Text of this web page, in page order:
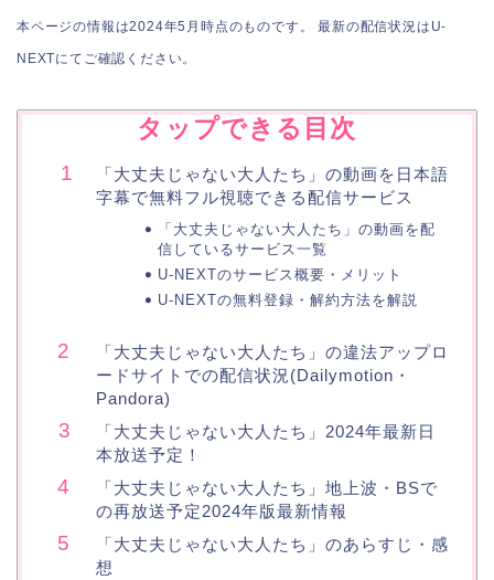
本ページの情報は2024年5月時点のものです。 最新の配信状況はU-
NEXTにてご確認ください。
タップできる目次
「大丈夫じゃない大人たち」の動画を日本語
字幕で無料フル視聴できる配信サービス
「大丈夫じゃない大人たち」の動画を配
信しているサービス一覧
U-NEXTのサービス概要・メリット
U-NEXTの無料登録・解約方法を解説
「大丈夫じゃない大人たち」の違法アップロ
ードサイトでの配信状況(Dailymotion・
Pandora)
「大丈夫じゃない大人たち」2024年最新日
本放送予定！
「大丈夫じゃない大人たち」地上波・BSで
の再放送予定2024年版最新情報
「大丈夫じゃない大人たち」のあらすじ・感
想